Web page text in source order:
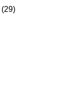
(29)